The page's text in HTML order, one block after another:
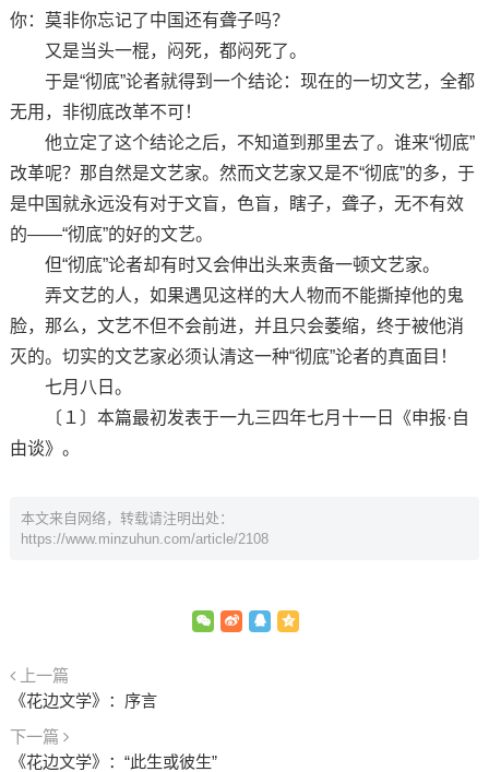
你：莫非你忘记了中国还有聋子吗？
又是当头一棍，闷死，都闷死了。
于是“彻底”论者就得到一个结论：现在的一切文艺，全都
无用，非彻底改革不可！
他立定了这个结论之后，不知道到那里去了。谁来“彻底”
改革呢？那自然是文艺家。然而文艺家又是不“彻底”的多，于
是中国就永远没有对于文盲，色盲，瞎子，聋子，无不有效
的——“彻底”的好的文艺。
但“彻底”论者却有时又会伸出头来责备一顿文艺家。
弄文艺的人，如果遇见这样的大人物而不能撕掉他的鬼
脸，那么，文艺不但不会前进，并且只会萎缩，终于被他消
灭的。切实的文艺家必须认清这一种“彻底”论者的真面目！
七月八日。
〔１〕本篇最初发表于一九三四年七月十一日《申报·自
由谈》。
本文来自网络，转载请注明出处：
https://www.minzuhun.com/article/2108
上一篇
《花边文学》：序言
下一篇
《花边文学》：“此生或彼生”